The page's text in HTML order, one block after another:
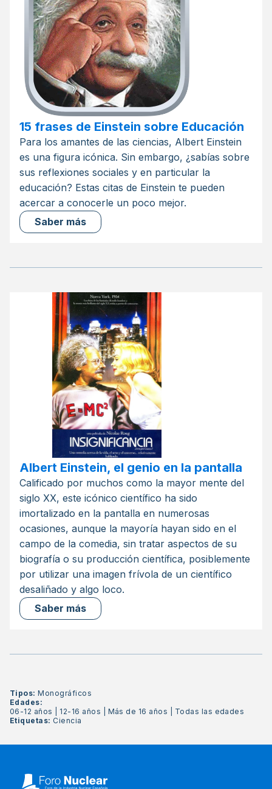
15 frases de Einstein sobre Educación
Para los amantes de las ciencias, Albert Einstein
es una figura icónica. Sin embargo, ¿sabías sobre
sus reflexiones sociales y en particular la
educación? Estas citas de Einstein te pueden
acercar a conocerle un poco mejor.
Saber más
Albert Einstein, el genio en la pantalla
Calificado por muchos como la mayor mente del
siglo XX, este icónico científico ha sido
imortalizado en la pantalla en numerosas
ocasiones, aunque la mayoría hayan sido en el
campo de la comedia, sin tratar aspectos de su
biografía o su producción científica, posiblemente
por utilizar una imagen frívola de un científico
desaliñado y algo loco.
Saber más
Tipos:Monográficos
Edades:
06-12 años
12-16 años Más de 16 años
Todas las edades
Etiquetas: Ciencia